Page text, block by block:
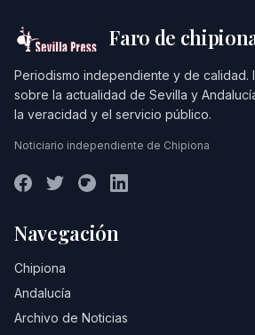
Faro de
Periodismo independiente y de calidad.
sobre la actualidad de Sevilla y
la veracidad y el servicio público.
Noticiario independiente de Chipiona
Navegación
Chipiona
Andalucía
Archivo de Noticias